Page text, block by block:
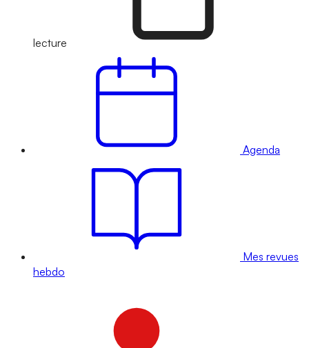
lecture
Agenda
Mes revues
hebdo